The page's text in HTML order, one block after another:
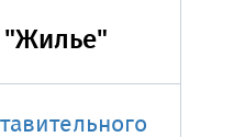
"Жилье"